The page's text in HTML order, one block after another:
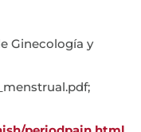
Ginecología y